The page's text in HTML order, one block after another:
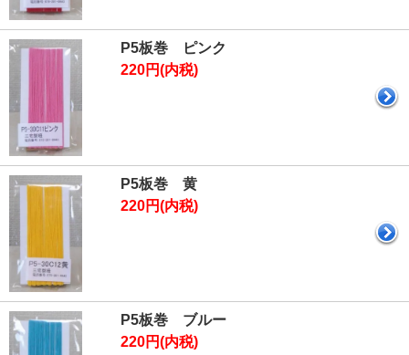
P5板巻 ピンク
220円(内税)
P5板巻 黄
220円(内税)
P5板巻 ブルー
220円(内税)